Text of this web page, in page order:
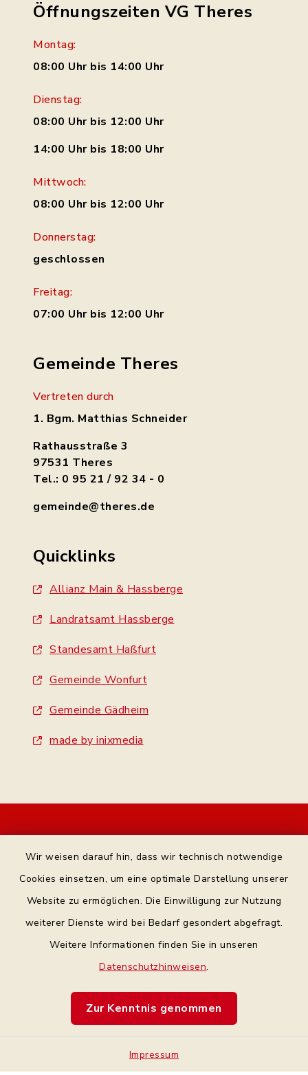
Wir weisen darauf hin, dass wir technisch notwendige
Cookies einsetzen, um eine optimale Darstellung unserer
Website zu ermöglichen. Die Einwilligung zur Nutzung
weiterer Dienste wird bei Bedarf gesondert abgefragt.
Weitere Informationen finden Sie in unseren
Datenschutzhinweisen.
Zur Kenntnis genommen
Impressum
Öffnungszeiten VG Theres
Montag:
08:00 Uhr bis 14:00 Uhr
Dienstag:
08:00 Uhr bis 12:00 Uhr
14:00 Uhr bis 18:00 Uhr
Mittwoch:
08:00 Uhr bis 12:00 Uhr
Donnerstag:
geschlossen
Freitag:
07:00 Uhr bis 12:00 Uhr
Gemeinde Theres
Vertreten durch
1. Bgm. Matthias Schneider
Rathausstraße 3
97531 Theres
Tel.: 0 95 21 / 92 34 - 0
gemeinde@theres.de
Quicklinks
Allianz Main & Hassberge
Landratsamt Hassberge
Standesamt Haßfurt
Gemeinde Wonfurt
Gemeinde Gädheim
made by inixmedia
Bankverbindung
Barrierefreiheit
Impressum
Sitemap